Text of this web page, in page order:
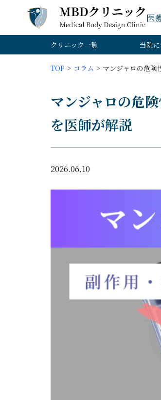
医
クリニック一覧 当院
TOP コラム マンジャロの危険
マンジャロの危
を医師が解説
2026.06.10